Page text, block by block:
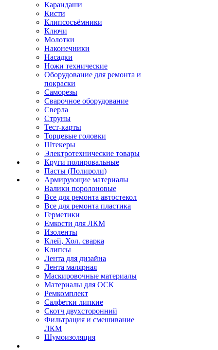
Карандаши
Кисти
Клипсосъёмники
Ключи
Молотки
Наконечники
Насадки
Ножи технические
Оборудование для ремонта и
покраски
Саморезы
Сварочное оборудование
Сверла
Струны
Тест-карты
Торцевые головки
Штекеры
Электротехнические товары
Круги полировальные
Пасты (Полироли)
Армирующие материалы
Валики поролоновые
Все для ремонта автостекол
Все для ремонта пластика
Герметики
Емкости для ЛКМ
Изоленты
Клей, Хол. сварка
Клипсы
Лента для дизайна
Лента малярная
Маскировочные материалы
Материалы для ОСК
Ремкомплект
Салфетки липкие
Скотч двухсторонний
Фильтрация и смешивание
ЛКМ
Шумоизоляция